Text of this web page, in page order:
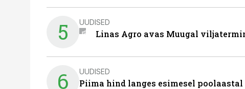
5 UUDISED
Linas Agro avas Muugal
6 UUDISED
Piima hind langes esimesel